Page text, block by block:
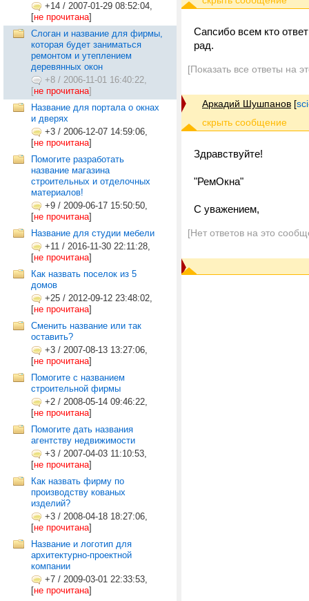
+14 / 2007-01-29 08:52:04,
[не прочитана]
Слоган и название для фирмы,
которая будет заниматься
ремонтом и утеплением
деревянных окон
+8 / 2006-11-01 16:40:22,
[не прочитана]
Название для портала о окнах
и дверях
+3 / 2006-12-07 14:59:06,
[не прочитана]
Помогите разработать
название магазина
строительных и отделочных
материалов!
+9 / 2009-06-17 15:50:50,
[не прочитана]
Название для студии мебели
+11 / 2016-11-30 22:11:28,
[не прочитана]
Как назвать поселок из 5
домов
+25 / 2012-09-12 23:48:02,
[не прочитана]
Сменить название или так
оставить?
+3 / 2007-08-13 13:27:06,
[не прочитана]
Помогите с названием
строительной фирмы
+2 / 2008-05-14 09:46:22,
[не прочитана]
Помогите дать названия
агентству недвижимости
+3 / 2007-04-03 11:10:53,
[не прочитана]
Как назвать фирму по
производству кованых
изделий?
+3 / 2008-04-18 18:27:06,
[не прочитана]
Название и логотип для
архитектурно-проектной
компании
+7 / 2009-03-01 22:33:53,
[не прочитана]
Сапсибо всем кто
рад.
[Показать все ответы на
Аркадий Шушпанов [
Здравствуйте!
"РемОкна"
С уважением,
[Нет ответов на это